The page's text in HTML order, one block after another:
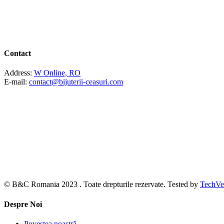
Contact
Address: W Online, RO
E-mail: contact@bijuterii-ceasuri.com
© B&C Romania 2023 . Toate drepturile rezervate. Tested by
Despre Noi